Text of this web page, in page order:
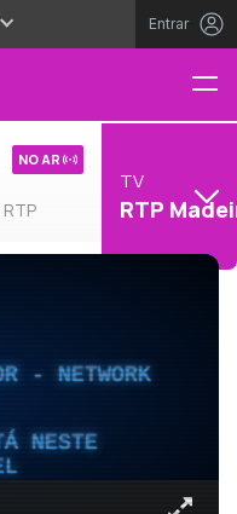
Entrar
NO AR
TV
RTP
- NETWORK
NESTE